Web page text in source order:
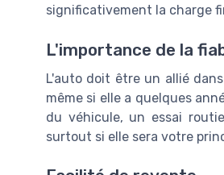
significativement la charge
L'importance de la
L'auto doit être un allié
même si elle a quelques
du véhicule, un essai
surtout si elle sera votre